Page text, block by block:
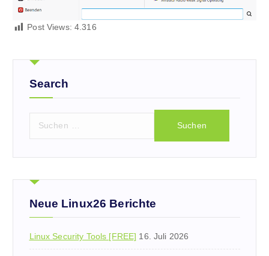
Post Views: 4.316
Search
h
n
n
a
h
Neue Linux26 Berichte
Linux Security Tools [FREE] 16. Juli 2026